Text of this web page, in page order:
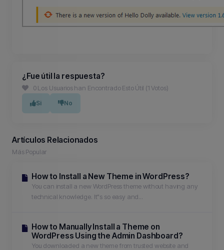
¿Fue útil la respuesta?
0 Los Usuarios han Encontrado Esto Útil (1 Votos)
Si No
Artículos Relacionados
Más Popular
How to Install a New Theme in WordPress?
You can install a new WordPress theme without having any
technical knowledge. It"s so easy and...
How to Manually Install a Theme on
WordPress Using the Admin Dashboard?
You downloaded a new theme from trusted website and